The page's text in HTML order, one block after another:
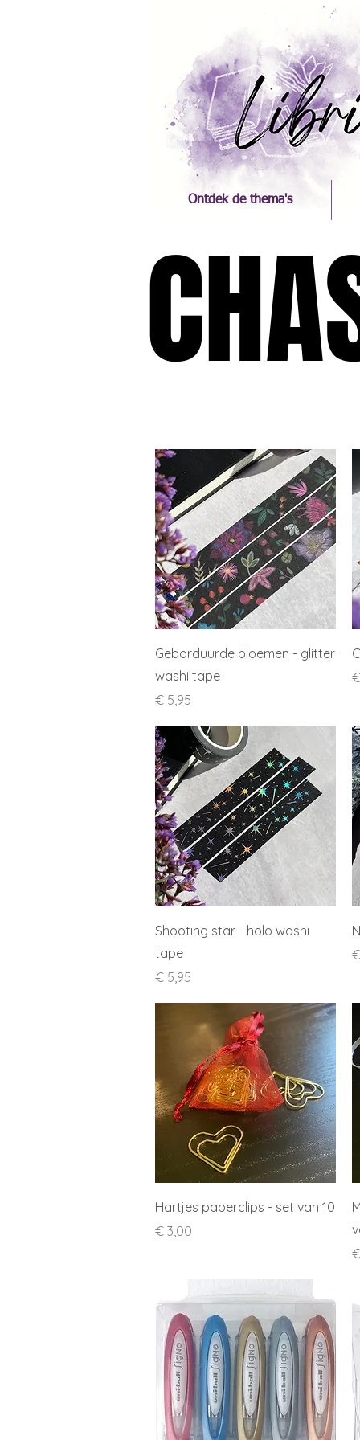
Ontdek de thema's
Snel overzicht
Geborduurde bloemen - glitter
washi tape
Prijs
€ 5,95
Snel overzicht
Shooting star - holo washi
tape
Prijs
€ 5,95
Snel overzicht
Hartjes paperclips - set van 10
Prijs
€ 3,00